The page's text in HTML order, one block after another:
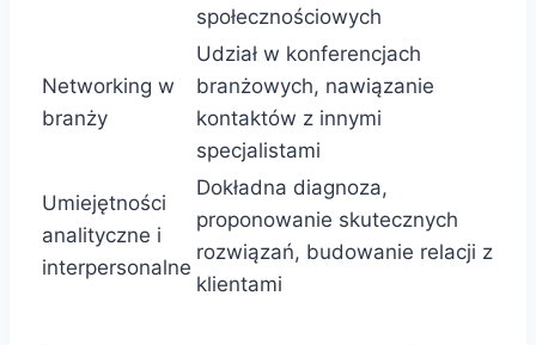
społecznościowych
Networking w
branży
Udział w konferencjach
branżowych, nawiązanie
kontaktów z innymi
specjalistami
Umiejętności
analityczne i
interpersonalne
Dokładna diagnoza,
proponowanie skutecznych
rozwiązań, budowanie relacji z
klientami